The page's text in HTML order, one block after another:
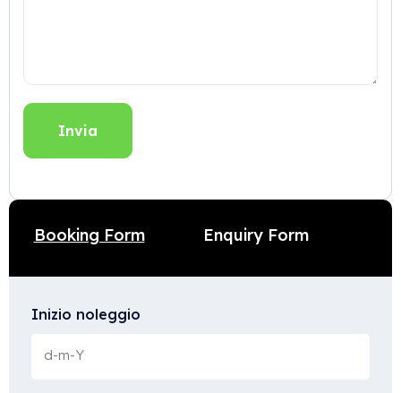
Booking Form Enquiry Form
Inizio noleggio